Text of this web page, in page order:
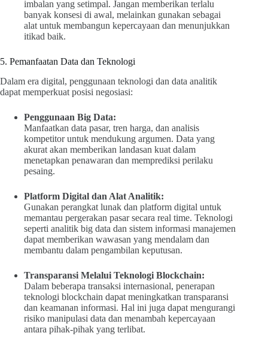
imbalan yang setimpal. Jangan memberikan terlalu
banyak konsesi di awal, melainkan gunakan sebagai
alat untuk membangun kepercayaan dan menunjukkan
itikad baik.
5. Pemanfaatan Data dan Teknologi
Dalam era digital, penggunaan teknologi dan data analitik
dapat memperkuat posisi negosiasi:
Penggunaan Big Data:
Manfaatkan data pasar, tren harga, dan analisis
kompetitor untuk mendukung argumen. Data yang
akurat akan memberikan landasan kuat dalam
menetapkan penawaran dan memprediksi perilaku
pesaing.
Platform Digital dan Alat Analitik:
Gunakan perangkat lunak dan platform digital untuk
memantau pergerakan pasar secara real time. Teknologi
seperti analitik big data dan sistem informasi manajemen
dapat memberikan wawasan yang mendalam dan
membantu dalam pengambilan keputusan.
Transparansi Melalui Teknologi Blockchain:
Dalam beberapa transaksi internasional, penerapan
teknologi blockchain dapat meningkatkan transparansi
dan keamanan informasi. Hal ini juga dapat mengurangi
risiko manipulasi data dan menambah kepercayaan
antara pihak-pihak yang terlibat.